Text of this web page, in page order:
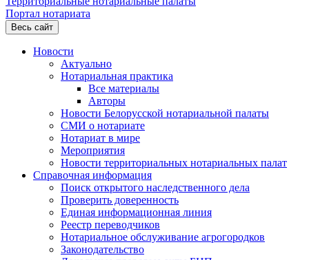
Портал нотариата
Весь сайт
Новости
Актуально
Нотариальная практика
Все материалы
Авторы
Новости Белорусской нотариальной палаты
СМИ о нотариате
Нотариат в мире
Мероприятия
Новости территориальных нотариальных палат
Справочная информация
Поиск открытого наследственного дела
Проверить доверенность
Единая информационная линия
Реестр переводчиков
Нотариальное обслуживание агрогородков
Законодательство